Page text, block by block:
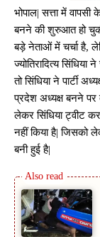
भोपाल| सत्ता में
बनने की शुरुआत हो
बड़े नेताओं में चर्चा है,
ज्योतिरादित्य
तो सिंधिया ने पार्टी
प्रदेश अध्यक्ष बनने पर
लेकर सिंधिया ट्वीट
नहीं किया है| जिसको
बनी हुई है|